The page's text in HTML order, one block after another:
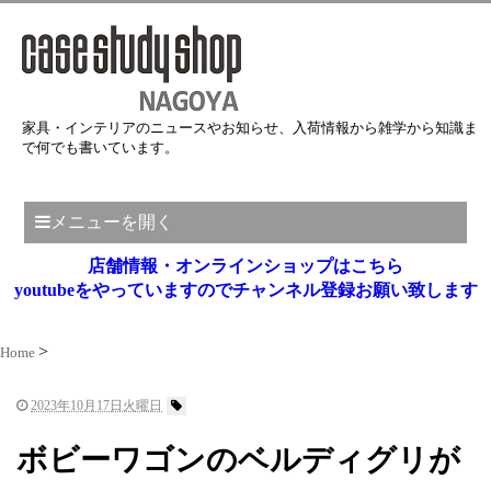
家具・インテリアのニュースやお知らせ、入荷情報から雑学から知識ま
で何でも書いています。
メニューを開く
店舗情報・オンラインショップはこちら
youtubeをやっていますのでチャンネル登録お願い致します
Home
2023年10月17日火曜日
ボビーワゴンのベルディグリが